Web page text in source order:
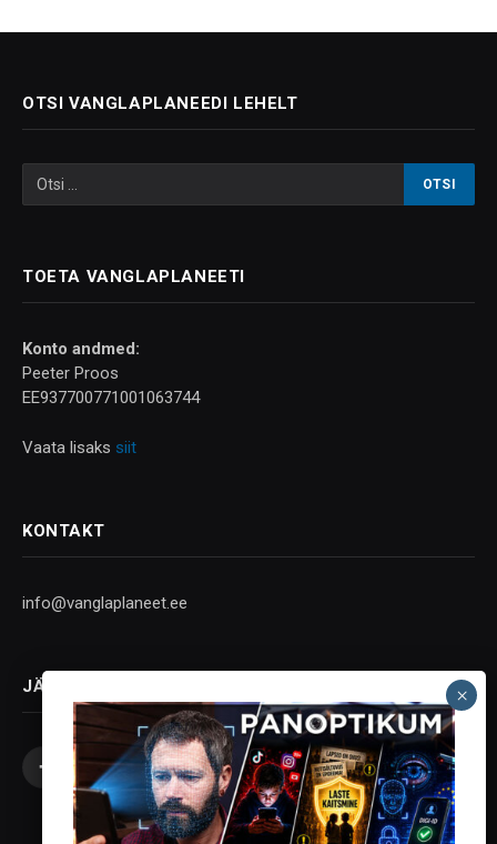
OTSI VANGLAPLANEEDI LEHELT
TOETA VANGLAPLANEETI
Konto andmed:
Peeter Proos
EE937700771001063744
Vaata lisaks siit
KONTAKT
info@vanglaplaneet.ee
JÄLGI SOTSIAALMEEDIAS
Facebook
X
(Twitter)
InstagramYouTubeTelegram